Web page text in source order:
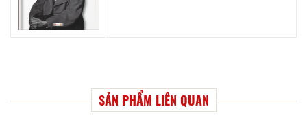
SẢN PHẨM LIÊN QUAN